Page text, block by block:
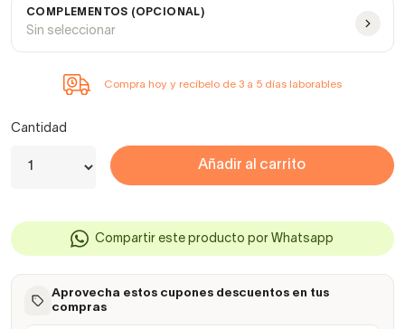
COMPLEMENTOS (OPCIONAL)
Sin seleccionar
Compra hoy y recíbelo de 3 a 5 días laborables
Cantidad
Añadir al carrito
Compartir este producto por Whatsapp
Aprovecha estos cupones descuentos en tus
compras